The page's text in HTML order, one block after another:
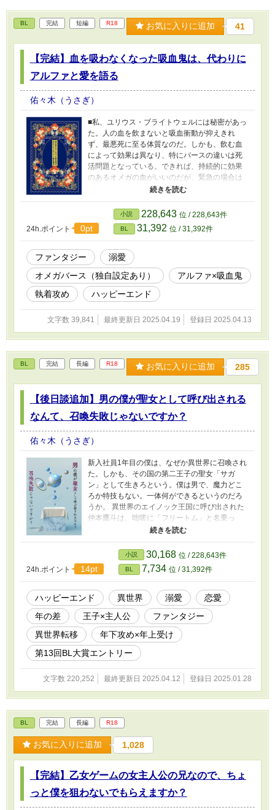
BL 完結 短編 R18 お気に入りに追加 41
【完結】血を吸わなくなった吸血鬼は、代わりに
アルファと愛を語る
佑々木（うさぎ）
■私、ユリウス・ブライトウェルには秘密があっ
た。人の血を飲まないと吸血衝動が抑えきれ
ず、最悪死に至る体質なのだ。しかも、飲む血
によって効果は異なり、特にバースの違いは死
活問題となっている。できれば、持続的に効果
のあるオメガの血がいいのだが、緊急の場合は
選んではいられない。ある夜、どうしても吸血
んでしまい、私は窮地に立たされる。なぜな
ら、アルファの血には催淫効果があるからだ。 ■
アルファ×吸血種のラブストーリーです。独自設
定のオメガバースがあります。 ■R-18、BL要素
がありますので、ご注意ください。 エピソード
タイトル横に目安があります。 ＊キス描写 ＊＊
性描写 ＊＊＊性行為描写 ■「お前は私の伴侶で
はないっ！」から改題しました。
24h.ポイント 0pt
小説 228,643 位 / 228,643件
BL 31,392 位 / 31,392件
ファンタジー
溺愛
オメガバース（独自設定あり）
アルファ×吸血鬼
執着攻め
ハッピーエンド
文字数 39,841 最終更新日 2025.04.19 登録日 2025.04.13
BL 完結 長編 R18 お気に入りに追加 285
【後日談追加】男の僕が聖女として呼び出される
なんて、召喚失敗じゃないですか？
佑々木（うさぎ）
新入社員1年目の僕は、なぜか異世界に召喚され
た。しかも、その国の第二王子の聖女「サガ
ン」として生きろという。僕は男で、魔力どこ
ろか特技もない。一体何ができるというのだろ
うか。 異世界のエイノック王国に呼び出された
仲本鷹斗は、咄嗟に「フリートム」と名乗っ
た。そうでもしなければ、異世界人とバレて処
力適性を測るサークレットは機能せず、無能判
定を受けてしまう。 守護すべき第二王子は、民
の間では無能な出来損ないと呼ばれ、王太子に
は小馬鹿にされてきた。異世界から来た鷹斗に
よって、王子二人のパワーバランスが崩れてい
き──。 異世界転移によって巻き起こる、ファン
タジック・ラブストーリーです。 R-18、BL要素
がありますので、ご注意ください。 エピソード
タイトル横に目安があります。 ＊キス描写 ＊＊
性描写 ＊＊＊性行為描写 前作『それより俺は、
もっとあなたとキスがしたい』と一部リンクし
ていますが、独立したお話です。 表紙画像は
unsplashよりお借りしました。
24h.ポイント 14pt
小説 30,168 位 / 228,643件
BL 7,734 位 / 31,392件
ハッピーエンド 異世界 溺愛
恋愛
年の差
王子×主人公
ファンタジー
異世界転移
年下攻め×年上受け
第13回BL大賞エントリー
文字数 220,252 最終更新日 2025.04.12 登録日 2025.01.28
BL 完結 長編 R18
お気に入りに追加 1,028
【完結】乙女ゲームの女主人公の兄なので、ちょ
っと僕を狙わないでもらえますか？